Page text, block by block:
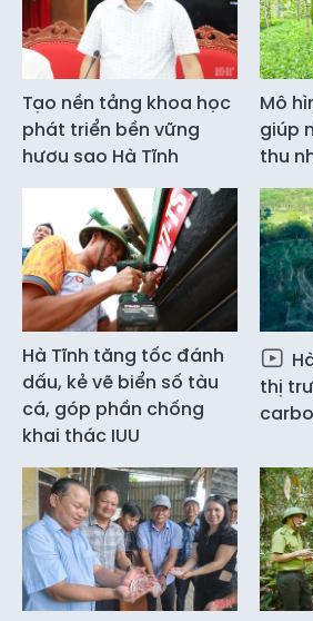
Tạo nền tảng khoa học
phát triển bền vững
hươu sao Hà Tĩnh
Mô
giúp
thu
Hà Tĩnh tăng tốc đánh
dấu, kẻ vẽ biển số tàu
cá, góp phần chống
khai thác IUU
thị